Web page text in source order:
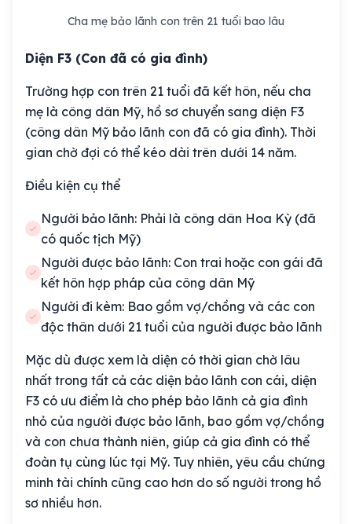
Cha mẹ bảo lãnh con trên 21 tuổi bao lâu
Diện F3 (Con đã có gia đình)
Trường hợp con trên 21 tuổi đã kết hôn, nếu cha
mẹ là công dân Mỹ, hồ sơ chuyển sang diện F3
(công dân Mỹ bảo lãnh con đã có gia đình). Thời
gian chờ đợi có thể kéo dài trên dưới 14 năm.
Điều kiện cụ thể
Người bảo lãnh: Phải là công dân Hoa Kỳ (đã
có quốc tịch Mỹ)
Người được bảo lãnh: Con trai hoặc con gái đã
kết hôn hợp pháp của công dân Mỹ
Người đi kèm: Bao gồm vợ/chồng và các con
độc thân dưới 21 tuổi của người được bảo lãnh
Mặc dù được xem là diện có thời gian chờ lâu
nhất trong tất cả các diện bảo lãnh con cái, diện
F3 có ưu điểm là cho phép bảo lãnh cả gia đình
nhỏ của người được bảo lãnh, bao gồm vợ/chồng
và con chưa thành niên, giúp cả gia đình có thể
đoàn tụ cùng lúc tại Mỹ. Tuy nhiên, yêu cầu chứng
minh tài chính cũng cao hơn do số người trong hồ
sơ nhiều hơn.